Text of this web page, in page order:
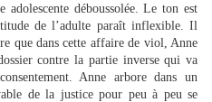
déboussolée. Le ton est
de l’adulte paraît inflexible. Il
que dans cette affaire de viol, Anne
contre la partie inverse qui va
Anne arbore dans un
de la justice pour peu à peu se